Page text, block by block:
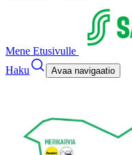
Mene Etusivulle
Haku
Avaa navigaatio